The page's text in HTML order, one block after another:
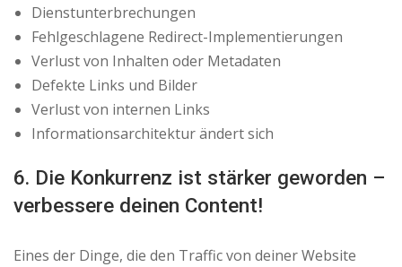
Dienstunterbrechungen
Fehlgeschlagene Redirect-Implementierungen
Verlust von Inhalten oder Metadaten
Defekte Links und Bilder
Verlust von internen Links
Informationsarchitektur ändert sich
6. Die Konkurrenz ist stärker geworden –
verbessere deinen Content!
Eines der Dinge, die den Traffic von deiner Website